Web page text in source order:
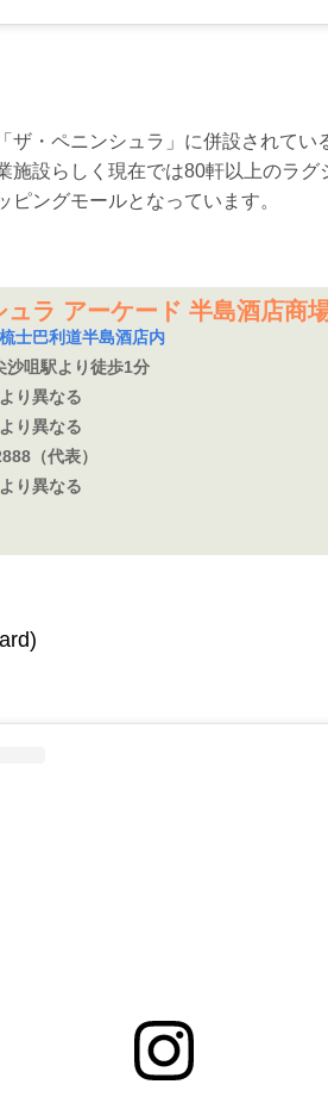
ザ・ペニンシュラ」に併設されて
施設らしく現在では80軒以上のラ
ピングモールとなっています。
ュラ アーケード 半島酒店商
士巴利道半島酒店内
沙咀駅より徒歩1分
り異なる
り異なる
（代表）
り異なる